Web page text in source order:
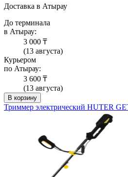
Доставка в Атырау
До терминала
в Атырау:
3 000 ₸
(13 августа)
Курьером
по Атырау:
3 600 ₸
(13 августа)
В корзину
Триммер электрический HUTER